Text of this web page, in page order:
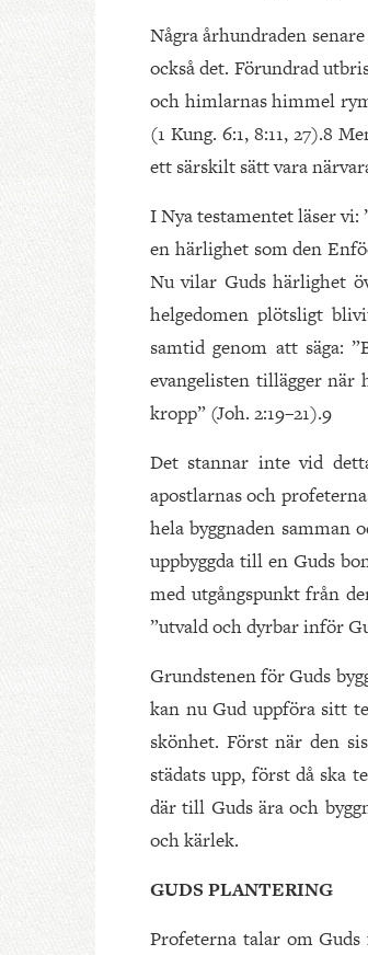
Några århundraden
också det. Förundrad
och himlarnas himmel
(1 Kung. 6:1, 8:11, 27).8
ett särskilt sätt vara
I Nya testamentet läser vi:
en härlighet som den
Nu vilar Guds härlighet
helgedomen plötsligt
samtid genom att säga:
evangelisten tillägger när
kropp” (Joh. 2:19–21).9
Det stannar inte vid
apostlarnas och
hela byggnaden
uppbyggda till en Guds
med utgångspunkt från
”utvald och dyrbar inför
Grundstenen för Guds
kan nu Gud uppföra sitt
skönhet. Först när den
städats upp, först då ska
där till Guds ära och
och kärlek.
GUDS PLANTERING
Profeterna talar om